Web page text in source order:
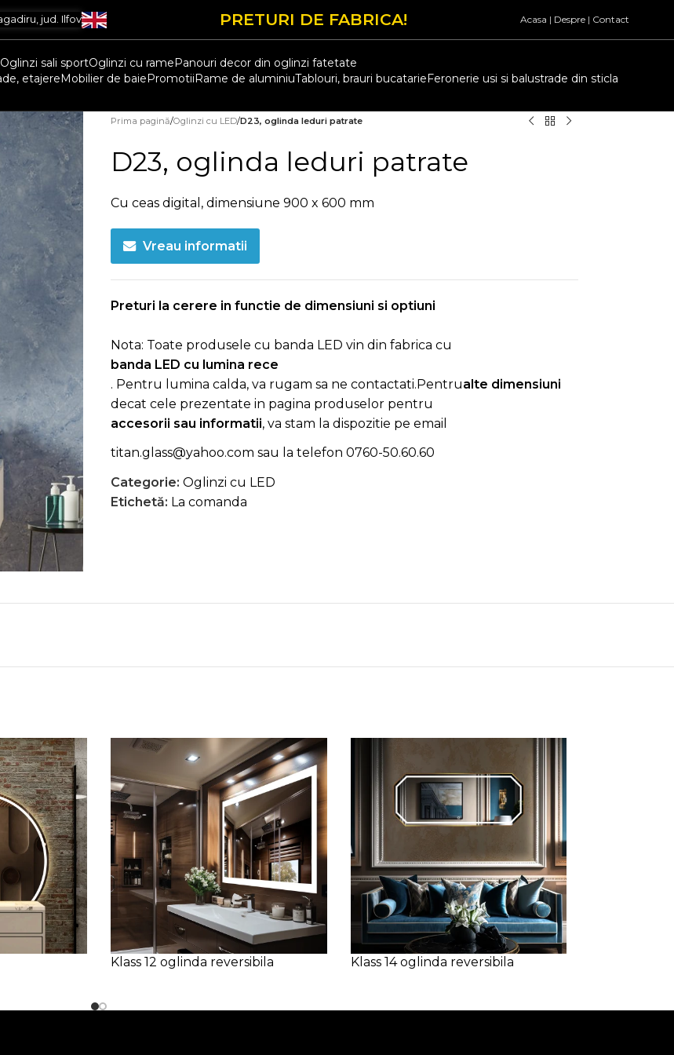
jud. Ilfov PRETURI DE FABRICA! Acasa | Despre| Contact
Oglinzi sali sportOglinzi cu ramePanouri decor din oglinzi fatetate
etajereMobilier de baiePromotiiRame de aluminiuTablouri, brauri bucatarieFeronerie usi si balustrade din sticla
Prima pagină/Oglinzi cu LED/D23, oglinda leduri patrate
D23, oglinda leduri patrate
Cu ceas digital, dimensiune 900 x 600 mm
Vreau informatii
Preturi la cerere in functie de dimensiuni si optiuni
Nota: Toate produsele cu banda LED vin din fabrica cu
banda LED cu lumina rece
. Pentru lumina calda, va rugam sa ne contactati.Pentrualte dimensiuni
decat cele prezentate in pagina produselor pentru
accesorii sau informatii, va stam la dispozitie pe email
titan.glass@yahoo.com sau la telefon 0760-50.60.60
Categorie: Oglinzi cu LED
Etichetă: La comanda
Klass 12 oglinda reversibila Klass 14 oglinda reversibila